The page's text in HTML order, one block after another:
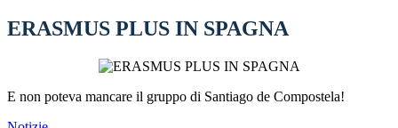
ERASMUS PLUS IN SPAGNA
E non poteva mancare il gruppo di Santiago de Compostela!